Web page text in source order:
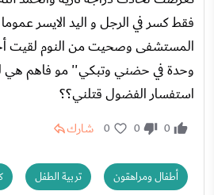
فقط كسر في الرجل و اليد الايسر
المستشفى وصحيت من النوم لقيت
وحدة في حضني وتبكي'' مو فاهم
استفسار الفضول قتلني؟؟
0
0
0 شارك
أطفال ومراهقون تربية الطفل